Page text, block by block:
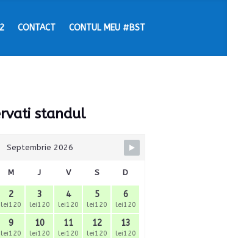
CONTACT CONTUL MEU #BST
standul
Septembrie 2026
M J V S D
2
lei120
3
lei120
4
lei120
5
lei120
6
lei120
9
lei120
10
lei120
11
lei120
12
lei120
13
lei120